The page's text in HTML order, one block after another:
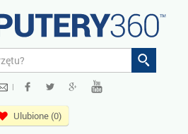
|
Ulubione (0)